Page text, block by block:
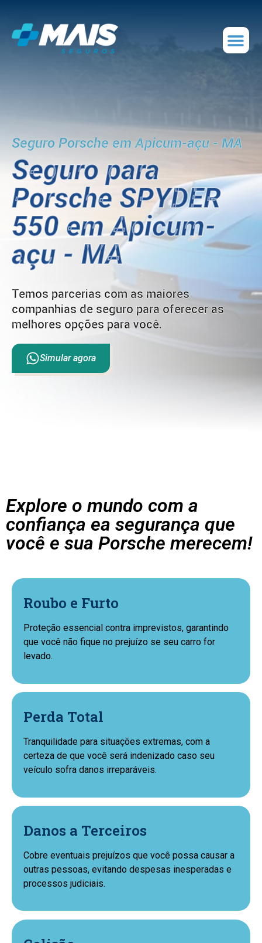
Seguro Porsche em Apicum-açu - MA
Seguro para
Porsche SPYDER
550 em Apicum-
açu - MA
Temos parcerias com as maiores
companhias de seguro para oferecer as
melhores opções para você.
Simular agora
Explore o mundo com a
confiança ea segurança que
você e sua Porsche merecem!
Roubo e Furto
Proteção essencial contra imprevistos, garantindo
que você não fique no prejuízo se seu carro for
levado.
Perda Total
Tranquilidade para situações extremas, com a
certeza de que você será indenizado caso seu
veículo sofra danos irreparáveis.
Danos a Terceiros
Cobre eventuais prejuízos que você possa causar a
outras pessoas, evitando despesas inesperadas e
processos judiciais.